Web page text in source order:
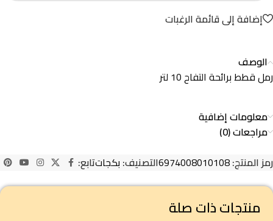
إضافة إلى قائمة الرغبات
الوصف
رمل قطط برائحة التفاح 10 لتر
معلومات إضافية
مراجعات (0)
رمز المنتج:6974008010108التصنيف: بكجاتتابع:
منتجات ذات صلة